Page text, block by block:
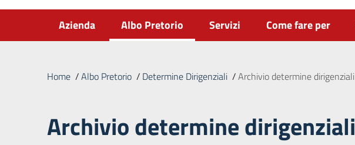
Submenu
Azienda Albo Pretorio Servizi Come fare per
Home /Albo Pretorio / Determine Dirigenziali /Archivio determine dirigenziali
Archivio determine dirigenziali